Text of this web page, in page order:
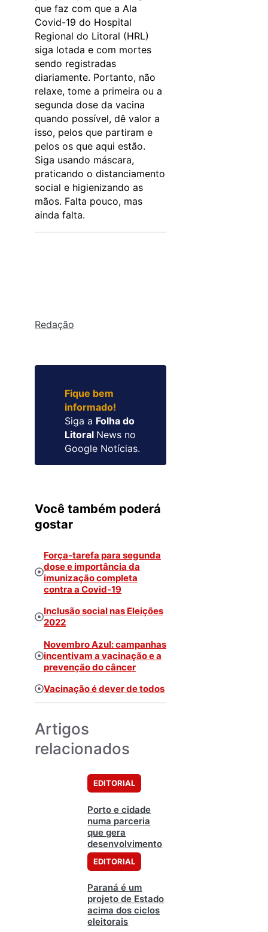
que faz com que a Ala
Covid-19 do Hospital
Regional do Litoral (HRL)
siga lotada e com mortes
sendo registradas
diariamente. Portanto, não
relaxe, tome a primeira ou a
segunda dose da vacina
quando possível, dê valor a
isso, pelos que partiram e
pelos os que aqui estão.
Siga usando máscara,
praticando o distanciamento
social e higienizando as
mãos. Falta pouco, mas
ainda falta.
Redação
Fique bem
informado!
Siga a Folha do
Litoral News no
Google Notícias.
Você também poderá
gostar
Força-tarefa para segunda
dose e importância da
imunização completa
contra a Covid-19
Inclusão social nas Eleições
2022
Novembro Azul: campanhas
incentivam a vacinação e a
prevenção do câncer
Vacinação é dever de todos
Artigos
relacionados
EDITORIAL
Porto e cidade
numa parceria
que gera
desenvolvimento
EDITORIAL
Paraná é um
projeto de Estado
acima dos ciclos
eleitorais